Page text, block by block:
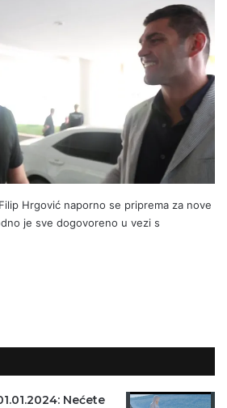
Hrgović naporno se priprema za nove
je sve dogovoreno u vezi s
Nećete